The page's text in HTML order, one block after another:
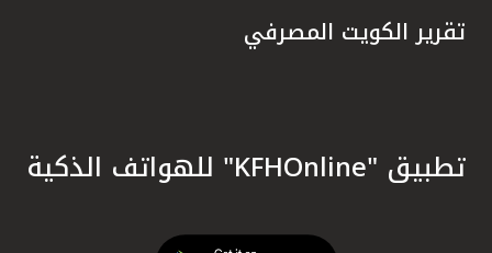
تقرير الكويت المصرفي
تطبيق "KFHOnline" للهواتف الذكية